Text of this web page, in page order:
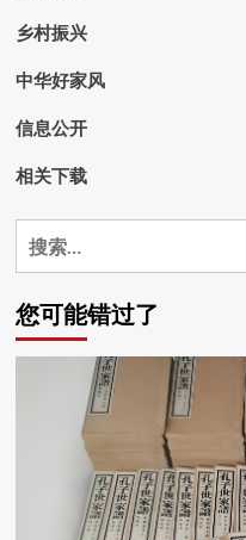
乡村振兴
中华好家风
信息公开
相关下载
搜
索：
您可能错过了